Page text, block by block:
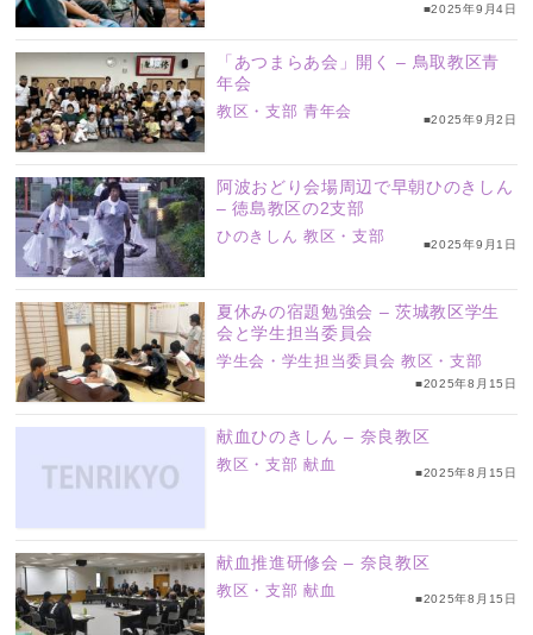
■2025年9月4日
「あつまらあ会」開く – 鳥取教区青
年会
教区・支部 青年会 ■2025年9月2日
阿波おどり会場周辺で早朝ひのきしん
– 徳島教区の2支部
ひのきしん 教区・支部 ■2025年9月1日
夏休みの宿題勉強会 – 茨城教区学生
会と学生担当委員会
学生会・学生担当委員会 教区・支部
■2025年8月15日
献血ひのきしん – 奈良教区
教区・支部 献血 ■2025年8月15日
献血推進研修会 – 奈良教区
教区・支部 献血 ■2025年8月15日